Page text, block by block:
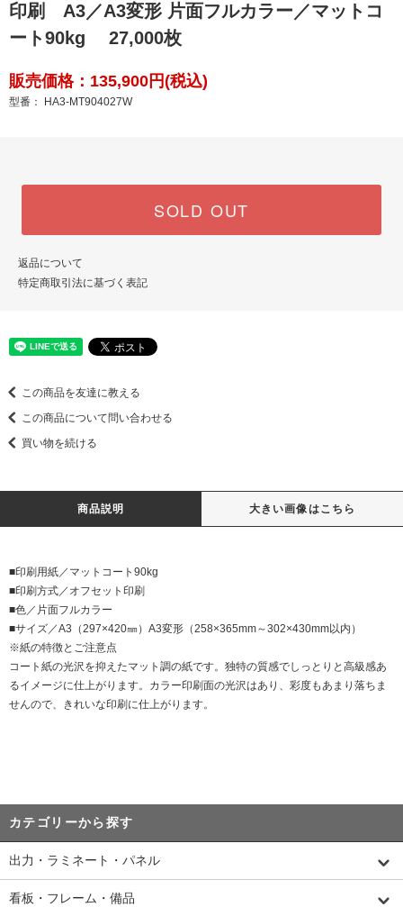
印刷 A3／A3変形 片面フルカラー／マットコ
ート90kg 27,000枚
販売価格：135,900円(税込)
型番： HA3-MT904027W
SOLD OUT
返品について
特定商取引法に基づく表記
この商品を友達に教える
この商品について問い合わせる
買い物を続ける
商品説明 大きい画像はこちら
■印刷用紙／マットコート90kg
■印刷方式／オフセット印刷
■色／片面フルカラー
■サイズ／A3（297×420㎜）A3変形（258×365mm～302×430mm以内）
※紙の特徴とご注意点
コート紙の光沢を抑えたマット調の紙です。独特の質感でしっとりと高級感あ
るイメージに仕上がります。カラー印刷面の光沢はあり、彩度もあまり落ちま
せんので、きれいな印刷に仕上がります。
カテゴリーから探す
出力・ラミネート・パネル
看板・フレーム・備品